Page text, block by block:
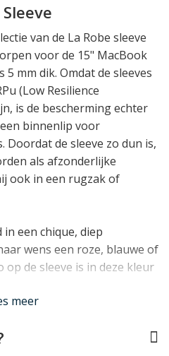
van de La Robe sleeve
voor de 15" MacBook
5 mm dik. Omdat de sleeves
(Low Resilience
is de bescherming echter
binnenlip voor
Doordat de sleeve zo dun is,
als afzonderlijke
ook in een rugzak of
een chique, diep
wens een roze, blauwe of
op de sleeve is in deze kleur
meer